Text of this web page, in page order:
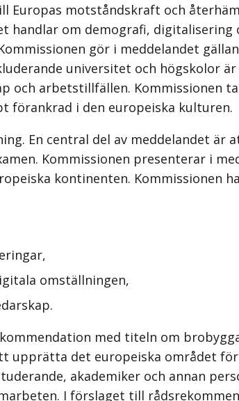
Europas motståndskraft och
om demografi,
gör i meddelandet
universitet och högskolor
och arbetstillfällen. Kommissionen
förankrad i den europeiska kulturen.
En central del av meddelandet är
Kommissionen presenterar i
kontinenten. Kommissionen
omställningen,
med titeln om
det europeiska området
akademiker och annan
I förslaget till